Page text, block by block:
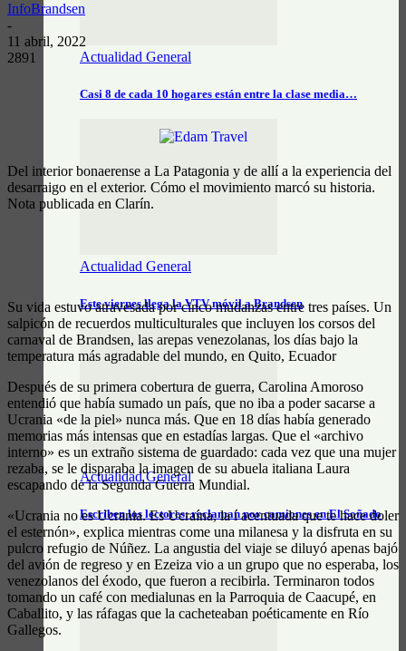
Actualidad General
Casi 8 de cada 10 hogares están entre la clase media…
Actualidad General
Este viernes llega la VTV móvil a Brandsen
Actualidad General
Escriben los lectores: reclaman por camiones en El Soñado
InfoBrandsen
-
11 abril, 2022
2891
Del interior bonaerense a La Patagonia y de allí a la experiencia del
desarraigo en el exterior. Cómo el movimiento marcó su historia.
Nota publicada en Clarín.
Su vida estuvo atravesada por cinco mudanzas entre tres países. Un
salpicón de recuerdos multiculturales que incluyen los corsos del
carnaval de Brandsen, las arepas venezolanas, los días bajo la
temperatura más agradable del mundo, en Quito, Ecuador
Después de su primera cobertura de guerra, Carolina Amoroso
entendió que había sumado un país, que no iba a poder sacarse a
Ucrania «de la piel» nunca más. Que en 18 días había generado
memorias más intensas que en estadías largas. Que el «archivo
interno» es un extraño sistema de guardado: cada vez que una mujer
rezaba, se le disparaba la imagen de su abuela italiana Laura
escapando de la Segunda Guerra Mundial.
«Ucrania no es Ucrania. Es Ucraína, la í acentuada que te hace doler
el esternón», explica mientras come una milanesa y la disfruta en su
pulcro refugio de Núñez. La angustia del viaje se diluyó apenas bajó
del avión de regreso y en Ezeiza vio a un grupo que no esperaba, los
venezolanos del éxodo, que fueron a recibirla. Terminaron todos
tomando un café con medialunas en la Parroquia de Caacupé, en
Caballito, y las ráfagas que la cacheteaban poéticamente en Río
Gallegos.